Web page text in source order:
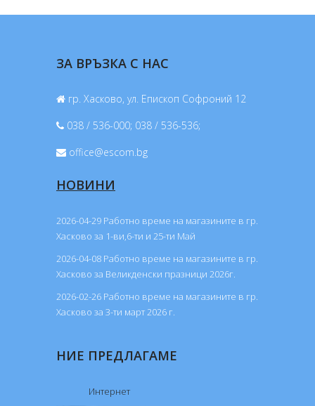
ЗА ВРЪЗКА С НАС
гр. Хасково, ул. Епископ Софроний 12
038 / 536-000; 038 / 536-536;
office@escom.bg
НОВИНИ
2026-04-29 Работно време на магазините в гр.
Хасково за 1-ви,6-ти и 25-ти Май
2026-04-08 Работно време на магазините в гр.
Хасково за Великденски празници 2026г.
2026-02-26 Работно време на магазините в гр.
Хасково за 3-ти март 2026 г.
НИЕ ПРЕДЛАГАМЕ
Интернет